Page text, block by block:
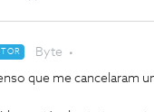
Byte
que me cancelaram